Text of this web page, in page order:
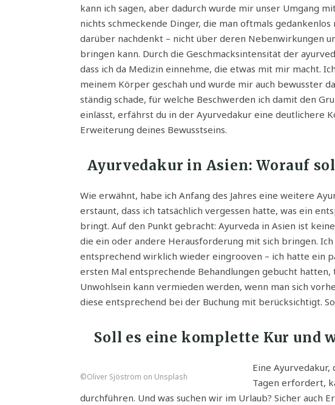
kann ich sagen, aber dadurch wurde mir unser Umgang
nichts schmeckende Dinger, die man oftmals
darüber nachdenkt – nicht über deren Nebenwirkungen
bringen kann. Durch die Geschmacksintensität der
dass ich da Medizin einnehme, die etwas mit mir macht.
meinem Körper geschah und wurde mir auch bewusster
ständig schade, für welche Beschwerden ich damit den
einlässt, erfährst du in der Ayurvedakur eine deutlichere
Erweiterung deines Bewusstseins.
Ayurvedakur in Asien: Worauf
Wie erwähnt, habe ich Anfang des Jahres eine weitere
erstaunt, dass ich tatsächlich vergessen hatte, was ein
bringt. Auf den Punkt gebracht: Ayurveda in Asien ist
die ein oder andere Herausforderung mit sich bringen.
entsprechend wirklich wieder eingrooven – ich hatte ein
ersten Mal entsprechende Behandlungen gebucht hatten,
Unwohlsein kann vermieden werden, wenn man sich
diese entsprechend bei der Buchung mit berücksichtigt.
Soll es eine komplette Kur und
©Oliver Sjöström on Unsplash
Eine Ayurvedakur,
Tagen erfordert,
durchführen. Und was suchen wir im Urlaub? Sicher auch